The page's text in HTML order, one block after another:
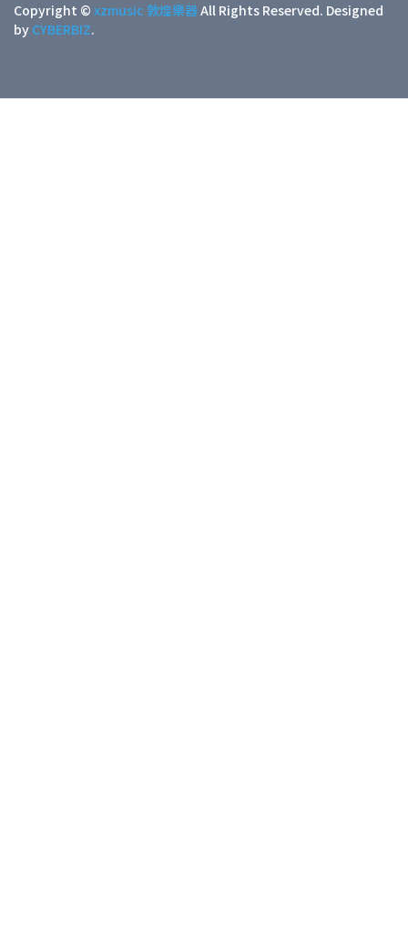
Copyright © xzmusic 敦煌樂器All Rights Reserved. Designed
by CYBERBIZ.